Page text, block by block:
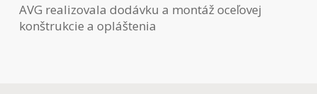
AVG realizovala dodávku a montáž oceľovej
konštrukcie a opláštenia